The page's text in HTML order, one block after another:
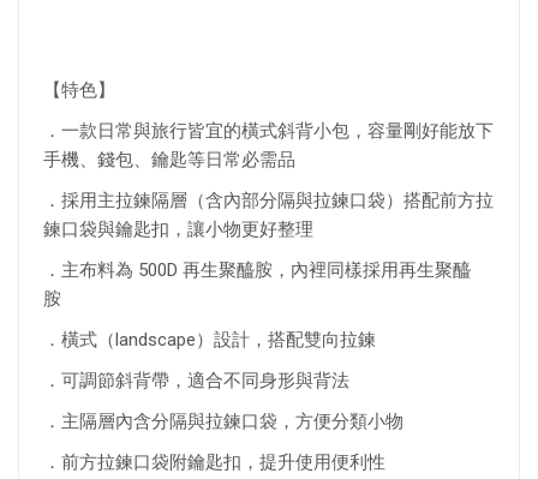
【特色】
．一款日常與旅行皆宜的橫式斜背小包，容量剛好能放下
手機、錢包、鑰匙等日常必需品
．採用主拉鍊隔層（含內部分隔與拉鍊口袋）搭配前方拉
鍊口袋與鑰匙扣，讓小物更好整理
．主布料為 500D 再生聚醯胺，內裡同樣採用再生聚醯
胺
．橫式（landscape）設計，搭配雙向拉鍊
．可調節斜背帶，適合不同身形與背法
．主隔層內含分隔與拉鍊口袋，方便分類小物
．前方拉鍊口袋附鑰匙扣，提升使用便利性